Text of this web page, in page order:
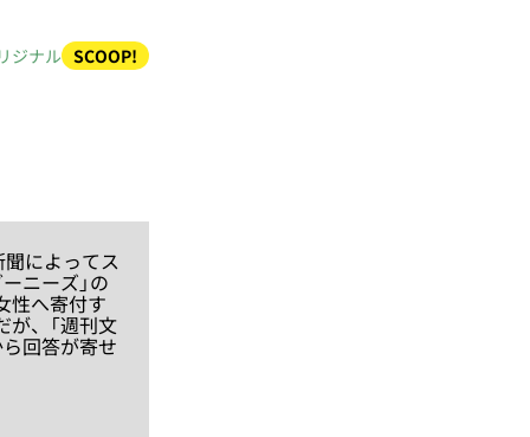
ジナル SCOOP!
によってス
ニーズ」の
性へ寄付す
、「週刊文
回答が寄せ